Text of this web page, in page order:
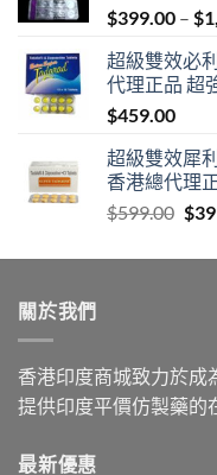
$399.00 – $
超級雙效必
代理正品 超
$459.00
超級雙效犀
香港總代理
$599.00 $
關於我們
香港印度商城致力於成
提供印度平價仿製藥的
最新優惠